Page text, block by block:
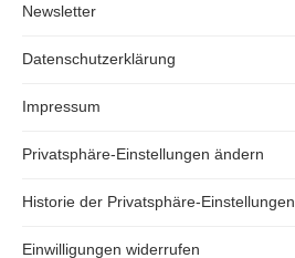
Newsletter
Datenschutzerklärung
Impressum
Privatsphäre-Einstellungen ändern
Historie der Privatsphäre-Einstellungen
Einwilligungen widerrufen